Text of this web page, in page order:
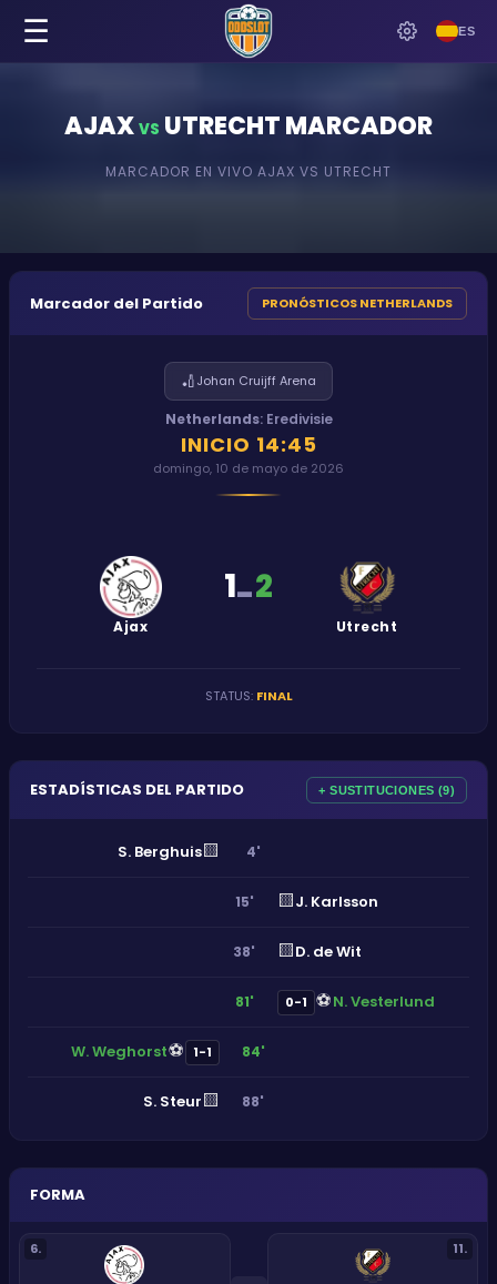
ES
☰
AJAX VS UTRECHTMARCADOR
MARCADOR EN VIVO AJAX VS UTRECHT
Marcador del Partido PRONÓSTICOS NETHERLANDS
🏏Johan Cruijff Arena
Netherlands: Eredivisie
INICIO 14:45
domingo, 10 de mayo de 2026
Ajax
1-2
Utrecht
STATUS: FINAL
ESTADÍSTICAS DEL PARTIDO + SUSTITUCIONES (9)
S. Berghuis🟨 4'
15' 🟨J. Karlsson
38' 🟨D. de Wit
81' 0-1 ⚽N. Vesterlund
W. Weghorst⚽ 1-1 84'
S. Steur🟨 88'
FORMA
6. 11.